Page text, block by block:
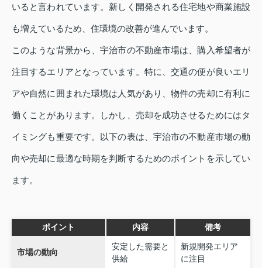
いると言われています。新しく開発される住宅地や商業施設
も増えているため、住環境の改善が進んでいます。
このような背景から、宇治市の不動産市場は、購入希望者が
注目するエリアとなっています。特に、交通の便が良いエリ
アや自然に囲まれた環境は人気があり、物件の売却に有利に
働くことがあります。しかし、売却を成功させるためにはタ
イミングも重要です。以下の表は、宇治市の不動産市場の動
向や売却に最適な時期を判断するためのポイントを示してい
ます。
ポイント 内容 備考
市場の動向
安定した需要と
供給
新規開発エリア
に注目